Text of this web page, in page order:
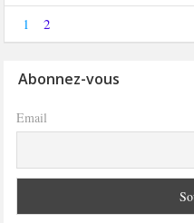
1 2
Abonnez-vous
Email